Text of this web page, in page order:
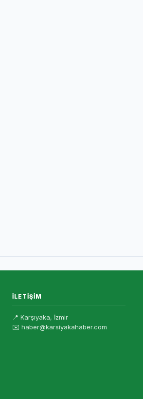
İLETIŞIM
📍 Karşıyaka, İzmir
✉️ haber@karsiyakahaber.com